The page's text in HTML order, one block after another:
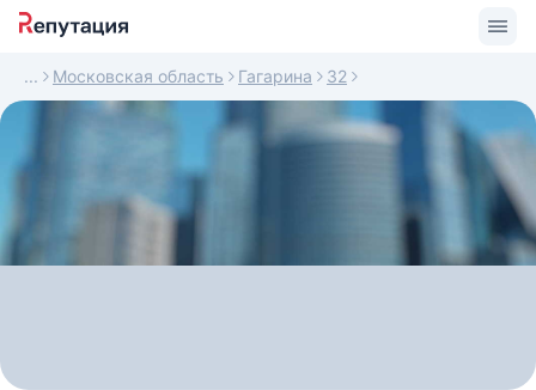
Московская область Гагарина 32